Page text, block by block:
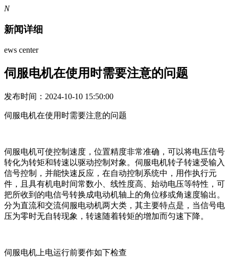
N
新闻详细
ews center
伺服电机在使用时需要注意的问题
发布时间：2024-10-10 15:50:00
伺服电机在使用时需要注意的问题
伺服电机可使控制速度，位置精度非常准确，可以将电压信号
转化为转矩和转速以驱动控制对象。伺服电机转子转速受输入
信号控制，并能快速反应，在自动控制系统中，用作执行元
件，且具有机电时间常数小、线性度高、始动电压等特性，可
把所收到的电信号转换成电动机轴上的角位移或角速度输出。
分为直流和交流伺服电动机两大类，其主要特点是，当信号电
压为零时无自转现象，转速随着转矩的增加而匀速下降。
伺服电机上电运行前要作如下检查